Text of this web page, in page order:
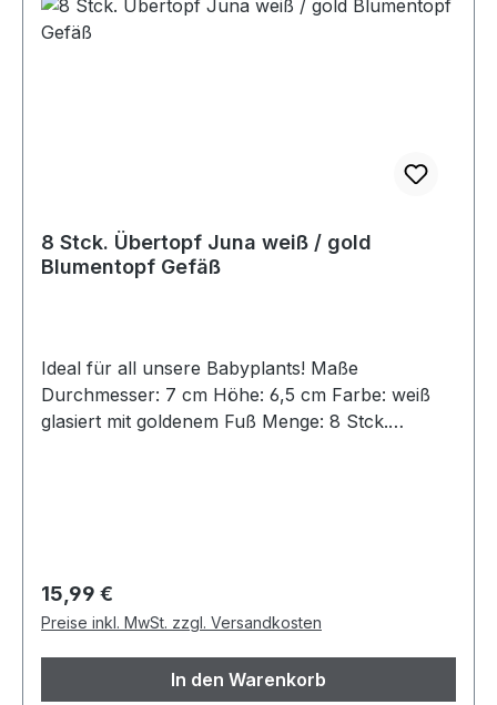
8 Stck. Übertopf Juna weiß / gold
Blumentopf Gefäß
Ideal für all unsere Babyplants! Maße
Durchmesser: 7 cm Höhe: 6,5 cm Farbe: weiß
glasiert mit goldenem Fuß Menge: 8 Stck.
Regulärer Preis:
15,99 €
Preise inkl. MwSt. zzgl. Versandkosten
In den Warenkorb